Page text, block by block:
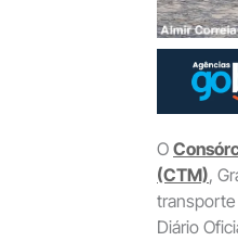
O
(CTM),
Diário